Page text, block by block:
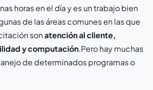
horas en el día y es un trabajo bien
de las áreas comunes en las que
sonatención al cliente,
y computación.Pero hay muchas
de determinados programas o